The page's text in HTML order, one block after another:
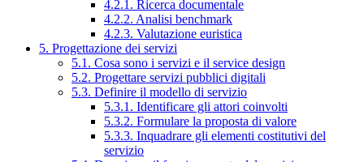
4.2.1. Ricerca documentale
4.2.2. Analisi benchmark
4.2.3. Valutazione euristica
5. Progettazione dei servizi
5.1. Cosa sono i servizi e il service design
5.2. Progettare servizi pubblici digitali
5.3. Definire il modello di servizio
5.3.1. Identificare gli attori coinvolti
5.3.2. Formulare la proposta di valore
5.3.3. Inquadrare gli elementi costitutivi del
servizio